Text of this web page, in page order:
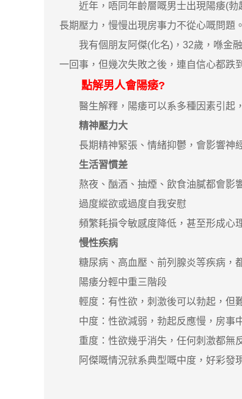
近年，唔同年齡層嘅男士出現陽痿(勃
長期壓力，慢慢出現房事力不從心嘅問題。
我有個朋友阿傑(化名)，32歲，喺金融
一回事，但幾次失敗之後，連自信心都
點解男人會陽痿?
醫生解釋，陽痿可以系多種因素引起，
精神壓力大
長期精神緊張、情緒抑鬱，會影響神
生活習慣差
熬夜、酗酒、抽煙、飲食油膩都會影響
過度縱欲或過度自我安慰
頻繁耗損令敏感度降低，甚至形成心理
慢性疾病
糖尿病、高血壓、前列腺炎等疾病，都
陽痿分輕中重三階段
輕度：有性欲，刺激後可以勃起，但難
中度：性欲減弱，勃起反應慢，房事
重度：性欲幾乎消失，任何刺激都無
阿傑嘅情況就系典型嘅中度，好彩發現